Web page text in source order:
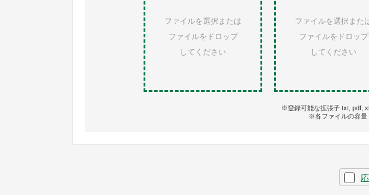
ファイルを選択または
ファイルをドロップ
してください
ファイルを選択また
ファイルをドロップ
してください
※登録可能な拡張子 txt, pdf,
※各ファイルの容量